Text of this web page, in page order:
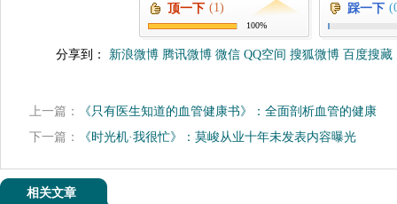
顶一下 (1)
100%
踩一下
分享到： 新浪微博 腾讯微博 微信 QQ空间 搜狐微博 百度搜藏
上一篇：
《只有医生知道的血管健康书》：全面剖析血管的健康
下一篇：
《时光机·我很忙》：莫峻从业十年未发表内容曝光
相关文章